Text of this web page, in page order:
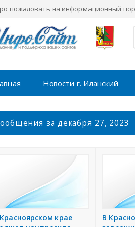
пожаловать на информационный
Новости г. Иланский
за декабря 27, 2023
крае
В